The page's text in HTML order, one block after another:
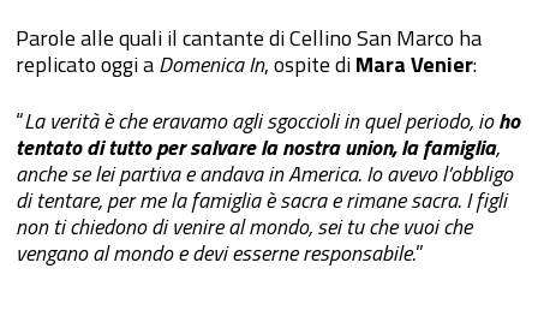
Parole alle quali il cantante di Cellino San Marco ha
replicato oggi aDomenica In, ospite diMara Venier:
“La verità è che eravamo agli sgoccioli in quel periodo, ioho
tentato di tutto per salvare la nostra union, la famiglia,
anche se lei partiva e andava in America. Io avevo l’obbligo
di tentare, per me la famiglia è sacra e rimane sacra. I figli
non ti chiedono di venire al mondo, sei tu che vuoi che
vengano al mondo e devi esserne responsabile.”